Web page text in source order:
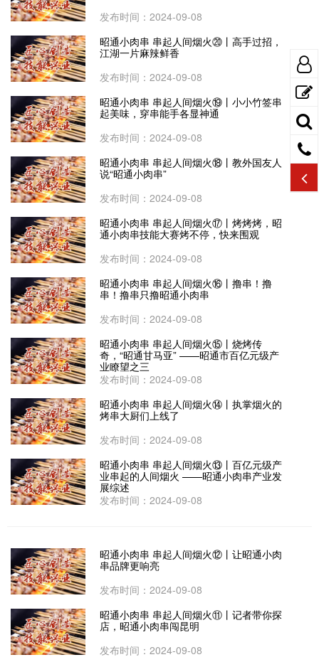
发布时间：2024-09-08
昭通小肉串 串起人间烟火⑳丨高手过招，
江湖一片麻辣鲜香
发布时间：2024-09-08
昭通小肉串 串起人间烟火⑲丨小小竹签串
起美味，穿串能手各显神通
发布时间：2024-09-08
昭通小肉串 串起人间烟火⑱丨教外国友人
说“昭通小肉串”
发布时间：2024-09-08
昭通小肉串 串起人间烟火⑰丨烤烤烤，昭
通小肉串技能大赛烤不停，快来围观
发布时间：2024-09-08
昭通小肉串 串起人间烟火⑯丨撸串！撸
串！撸串只撸昭通小肉串
发布时间：2024-09-08
昭通小肉串 串起人间烟火⑮丨烧烤传
奇，“昭通甘马亚” ——昭通市百亿元级产
业瞭望之三
发布时间：2024-09-08
昭通小肉串 串起人间烟火⑭丨执掌烟火的
烤串大厨们上线了
发布时间：2024-09-08
昭通小肉串 串起人间烟火⑬丨百亿元级产
业串起的人间烟火 ——昭通小肉串产业发
展综述
发布时间：2024-09-08
昭通小肉串 串起人间烟火⑫丨让昭通小肉
串品牌更响亮
发布时间：2024-09-08
昭通小肉串 串起人间烟火⑪丨记者带你探
店，昭通小肉串闯昆明
发布时间：2024-09-08